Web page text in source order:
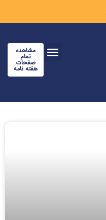
مشاهده
تمام
صفحات
هفته نامه